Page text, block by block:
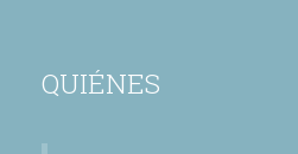
QUIÉNES